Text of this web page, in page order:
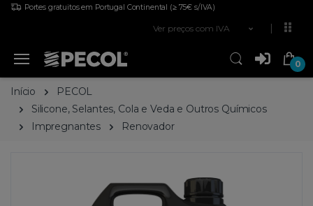
Portes gratuitos em Portugal Continental (≥ 75€ s/IVA)
Ver preços com IVA
0
Início
PECOL
Silicone, Selantes, Cola e Veda e Outros Químicos
Impregnantes
Renovador